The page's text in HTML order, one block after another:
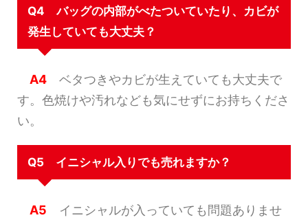
Q4 バッグの内部がべたついていたり、カビが
発生していても大丈夫？
A4 ベタつきやカビが生えていても大丈夫で
す。色焼けや汚れなども気にせずにお持ちくださ
い。
Q5 イニシャル入りでも売れますか？
A5 イニシャルが入っていても問題ありませ